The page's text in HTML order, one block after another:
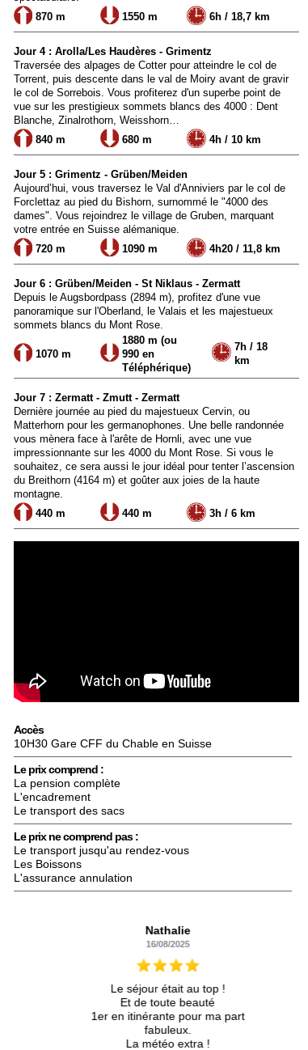
870 m
1550 m 6h / 18,7 km
Jour 4 : Arolla/Les Haudères - Grimentz
Traversée des alpages de Cotter pour atteindre le col de
Torrent, puis descente dans le val de Moiry avant de gravir
le col de Sorrebois. Vous profiterez d'un superbe point de
vue sur les prestigieux sommets blancs des 4000 : Dent
Blanche, Zinalrothorn, Weisshorn…
840 m
680 m 4h / 10 km
Jour 5 : Grimentz - Grüben/Meiden
Aujourd’hui, vous traversez le Val d'Anniviers par le col de
Forclettaz au pied du Bishorn, surnommé le "4000 des
dames". Vous rejoindrez le village de Gruben, marquant
votre entrée en Suisse alémanique.
720 m
1090 m 4h20 / 11,8 km
Jour 6 : Grüben/Meiden - St Niklaus - Zermatt
Depuis le Augsbordpass (2894 m), profitez d'une vue
panoramique sur l'Oberland, le Valais et les majestueux
sommets blancs du Mont Rose.
1070 m
1880 m (ou
990 en
Téléphérique)
7h / 18
km
Jour 7 : Zermatt - Zmutt - Zermatt
Dernière journée au pied du majestueux Cervin, ou
Matterhorn pour les germanophones. Une belle randonnée
vous mènera face à l'arête de Hornli, avec une vue
impressionnante sur les 4000 du Mont Rose. Si vous le
souhaitez, ce sera aussi le jour idéal pour tenter l’ascension
du Breithorn (4164 m) et goûter aux joies de la haute
montagne.
440 m
440 m 3h / 6 km
Accès
10H30 Gare CFF du Chable en Suisse
Le prix comprend :
La pension complète
L'encadrement
Le transport des sacs
Le prix ne comprend pas :
Le transport jusqu'au rendez-vous
Les Boissons
L'assurance annulation
Nathalie
16/08/2025
Le séjour était au top !
Et de toute beauté
1er en itinérante pour ma part
fabuleux.
La météo extra !